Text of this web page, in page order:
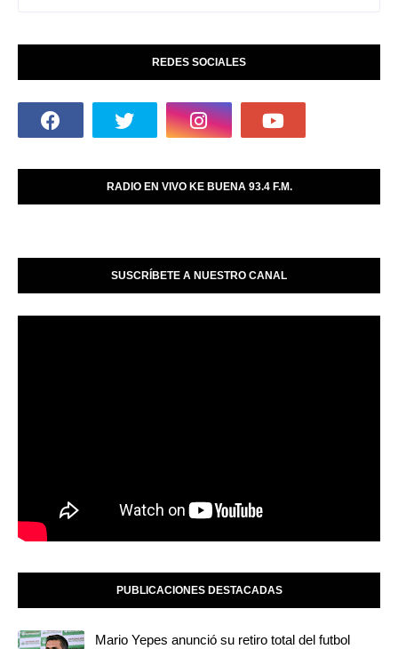
REDES SOCIALES
RADIO EN VIVO KE BUENA 93.4 F.M.
SUSCRÍBETE A NUESTRO CANAL
PUBLICACIONES DESTACADAS
Mario Yepes anunció su retiro total del futbol